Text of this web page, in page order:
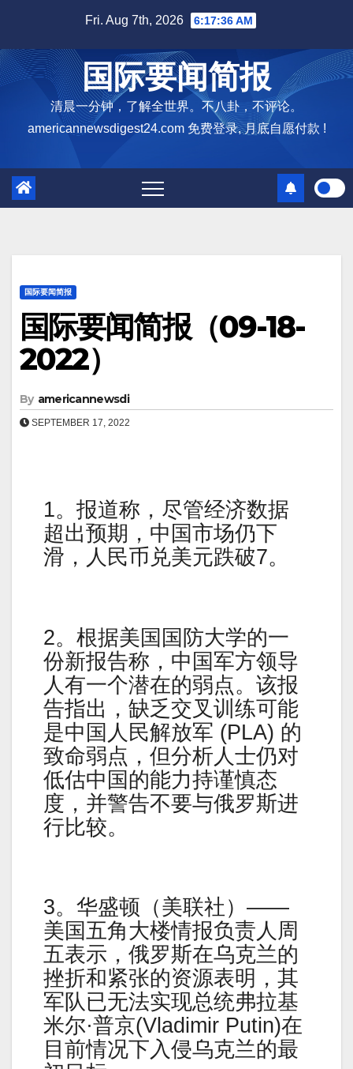
content
Fri. Aug 7th, 2026 6:17:37 AM
国际要闻简报
清晨一分钟，了解全世界。不八卦，不评论。
americannewsdigest24.com 免费登录, 月底自愿付款 !
国际要闻简报
国际要闻简报（09-18-
2022）
By americannewsdi
SEPTEMBER 17, 2022
1。报道称，尽管经济数据
超出预期，中国市场仍下
滑，人民币兑美元跌破7。
2。根据美国国防大学的一
份新报告称，中国军方领导
人有一个潜在的弱点。该报
告指出，缺乏交叉训练可能
是中国人民解放军 (PLA) 的
致命弱点，但分析人士仍对
低估中国的能力持谨慎态
度，并警告不要与俄罗斯进
行比较。
3。华盛顿（美联社）——
美国五角大楼情报负责人周
五表示，俄罗斯在乌克兰的
挫折和紧张的资源表明，其
军队已无法实现总统弗拉基
米尔·普京(Vladimir Putin)在
目前情况下入侵乌克兰的最